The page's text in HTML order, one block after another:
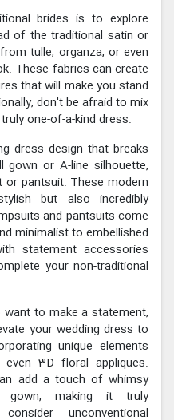
brides is to explore
of the traditional satin or
tulle, organza, or even
These fabrics can create
that will make you stand
don't be afraid to mix
one-of-a-kind dress.
dress design that breaks
or A-line silhouette,
pantsuit. These modern
but also incredibly
and pantsuits come
minimalist to embellished
statement accessories
your non-traditional
to make a statement,
your wedding dress to
unique elements
3D floral appliques.
add a touch of whimsy
making it truly
unconventional